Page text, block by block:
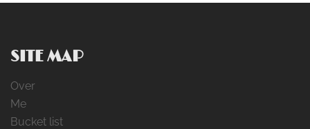
SITE MAP
Over
Me
Bucket list